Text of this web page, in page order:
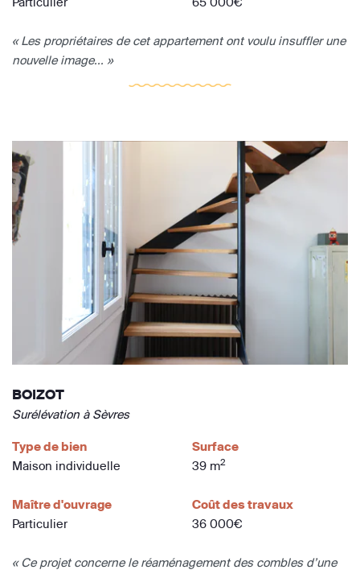
« Les propriétaires de cet appartement ont voulu insuffler une
nouvelle image... »
BOIZOT
Surélévation à Sèvres
Type de bien
Maison individuelle
Surface
39 m2
Maître d'ouvrage
Particulier
Coût des travaux
36 000€
« Ce projet concerne le réaménagement des combles d’une